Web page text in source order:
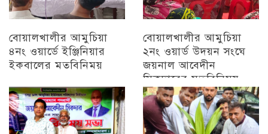
বোয়ালখালীর আমুচিয়া
৪নং ওয়ার্ডে ইঞ্জিনিয়ার
ইকবালের মতবিনিময়
বোয়ালখালীর আমুচিয়া
২নং ওয়ার্ড উদয়ন সংঘে
জয়নাল আবেদীন
সিকদারের মতবিনিময়
অন্যান্য